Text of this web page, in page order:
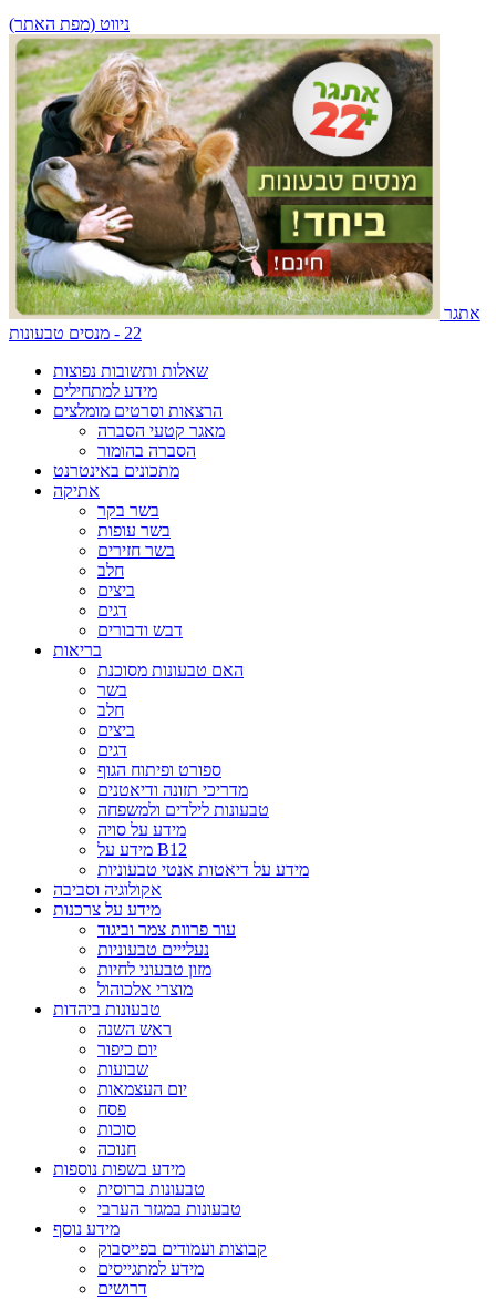
ניווט (מפת האתר)
22 - מנסים טבעונות
שאלות ותשובות נפוצות
מידע למתחילים
הרצאות וסרטים מומלצים
מאגר קטעי הסברה
הסברה בהומור
מתכונים באינטרנט
אתיקה
בשר בקר
בשר עופות
בשר חזירים
חלב
ביצים
דגים
דבש ודבורים
בריאות
האם טבעונות מסוכנת
בשר
חלב
ביצים
דגים
ספורט ופיתוח הגוף
מדריכי תזונה ודיאטנים
טבעונות לילדים ולמשפחה
מידע על סויה
מידע על B12
מידע על דיאטות אנטי טבעוניות
אקולוגיה וסביבה
מידע על צרכנות
עור פרוות צמר וביגוד
נעלייים טבעוניות
מזון טבעוני לחיות
מוצרי אלכוהול
טבעונות ביהדות
ראש השנה
יום כיפור
שבועות
יום העצמאות
פסח
סוכות
חנוכה
מידע בשפות נוספות
טבעונות ברוסית
טבעונות במגזר הערבי
מידע נוסף
קבוצות ועמודים בפייסבוק
מידע למתגייסים
דרושים